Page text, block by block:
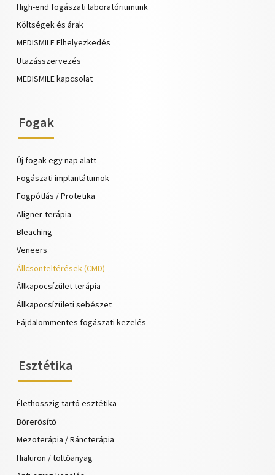
High-end fogászati laboratóriumunk
Költségek és árak
MEDISMILE Elhelyezkedés
Utazásszervezés
MEDISMILE kapcsolat
Fogak
Új fogak egy nap alatt
Fogászati implantátumok
Fogpótlás / Protetika
Aligner-terápia
Bleaching
Veneers
Állcsonteltérések (CMD)
Állkapocsízület terápia
Állkapocsízületi sebészet
Fájdalommentes fogászati kezelés
Esztétika
Élethosszig tartó esztétika
Bőrerősítő
Mezoterápia / Ráncterápia
Hialuron / töltőanyag